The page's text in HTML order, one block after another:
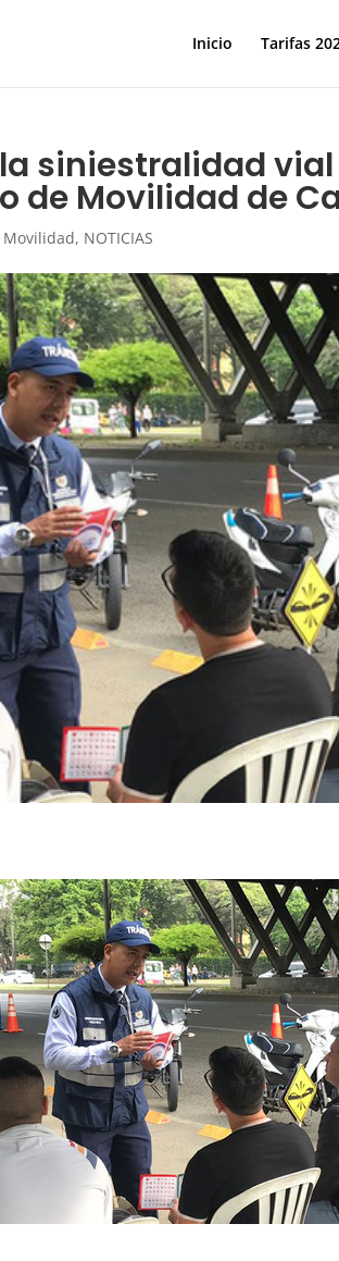
Inicio Tarifas
siniestralidad
de Movilidad de
Movilidad, NOTICIAS